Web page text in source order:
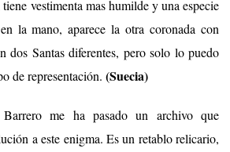
vestimenta mas humilde y una especie
la mano, aparece la otra coronada con
dos Santas diferentes, pero solo lo puedo
de representación. (Suecia)
me ha pasado un archivo que
a este enigma. Es un retablo relicario,